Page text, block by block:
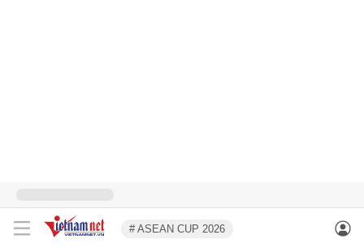
# ASEAN CUP 2026